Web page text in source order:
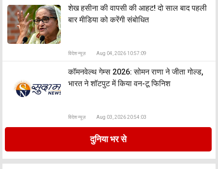
शेख हसीना की वापसी की आहट! दो साल बाद पहली
बार मीडिया को करेंगी संबोधित
विदेश न्यूज़ Aug 04, 2026 10:57:09
कॉमनवेल्थ गेम्स 2026: सोमन राणा ने जीता गोल्ड,
भारत ने शॉटपुट में किया वन-टू फिनिश
विदेश न्यूज़ Aug 03, 2026 20:54:03
दुनिया भर से